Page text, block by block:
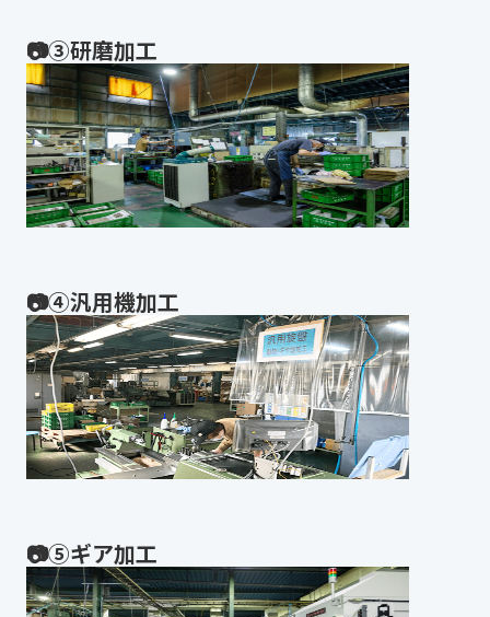
📷③研磨加工
📷④汎用機加工
📷⑤ギア加工